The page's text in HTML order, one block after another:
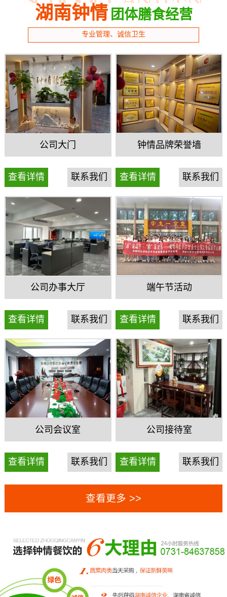
湖南钟情 团体膳食经营
专业管理、诚信卫生
公司大门
查看详情 联系我们
钟情品牌荣誉墙
查看详情 联系我们
公司办事大厅
查看详情 联系我们
端午节活动
查看详情 联系我们
公司会议室
查看详情 联系我们
公司接待室
查看详情 联系我们
查看更多 >>